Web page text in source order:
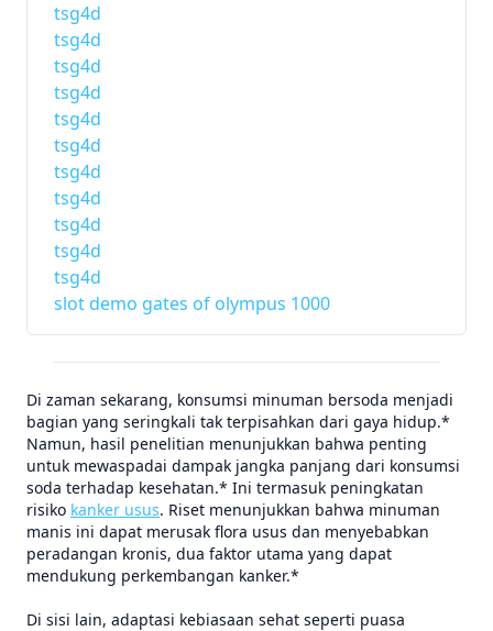
tsg4d
tsg4d
tsg4d
tsg4d
tsg4d
tsg4d
tsg4d
tsg4d
tsg4d
tsg4d
tsg4d
slot demo gates of olympus 1000
Di zaman sekarang, konsumsi minuman bersoda menjadi
bagian yang seringkali tak terpisahkan dari gaya hidup.*
Namun, hasil penelitian menunjukkan bahwa penting
untuk mewaspadai dampak jangka panjang dari konsumsi
soda terhadap kesehatan.* Ini termasuk peningkatan
risiko kanker usus. Riset menunjukkan bahwa minuman
manis ini dapat merusak flora usus dan menyebabkan
peradangan kronis, dua faktor utama yang dapat
mendukung perkembangan kanker.*
Di sisi lain, adaptasi kebiasaan sehat seperti puasa